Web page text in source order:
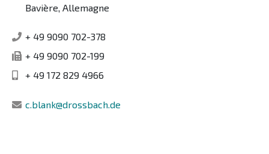
Bavière, Allemagne
+ 49 9090 702-378
+ 49 9090 702-199
+ 49 172 829 4966
c.blank@drossbach.de